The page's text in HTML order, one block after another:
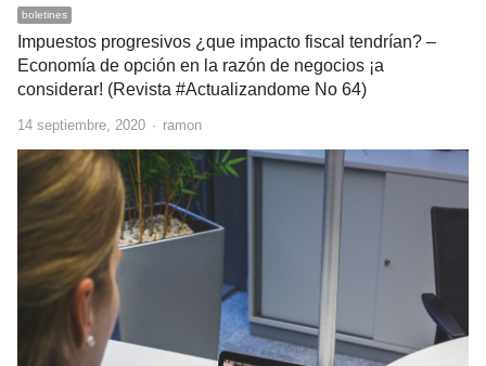
boletines
Impuestos progresivos ¿que impacto fiscal tendrían? –
Economía de opción en la razón de negocios ¡a
considerar! (Revista #Actualizandome No 64)
14 septiembre, 2020 Author
ramon